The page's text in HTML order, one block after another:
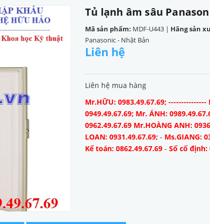
Tủ lạnh âm sâu
Mã sản phẩm: MDF-U443 | Hãng sản
Panasonic - Nhật Bản
Liên hệ
Liên hệ mua hàng
Mr.HỮU: 0983.49.67.69; ---------------
0949.49.67.69; Mr. ÁNH:
0962.49.67.69 Mr.HOÀNG ANH:
LOAN: 0931.49.67.69; - Ms.GIANG:
Kế toán: 0862.49.67.69 -Số cố định: